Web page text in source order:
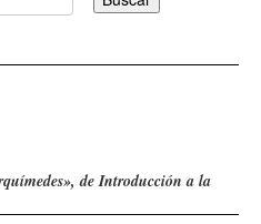
de Introducción a la